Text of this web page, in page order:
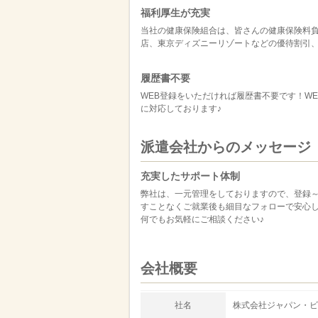
福利厚生が充実
当社の健康保険組合は、皆さんの健康保険料
店、東京ディズニーリゾートなどの優待割引
履歴書不要
WEB登録をいただければ履歴書不要です！
に対応しております♪
派遣会社からのメッセージ
充実したサポート体制
弊社は、一元管理をしておりますので、登録
すことなくご就業後も細目なフォローで安心
何でもお気軽にご相談ください♪
会社概要
社名 株式会社ジャパン・